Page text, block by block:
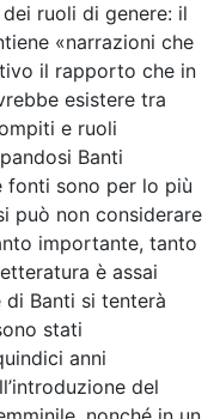
ruoli di genere: il
«narrazioni che
il rapporto che in
esistere tra
e ruoli
Banti
fonti sono per lo più
può non considerare
importante, tanto
è assai
Banti si tenterà
stati
anni
del